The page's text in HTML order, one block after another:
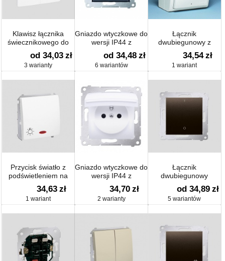
Klawisz łącznika
świecznikowego do
podświetlenia
od 34,03 zł
3 warianty
Gniazdo wtyczkowe do
wersji IP44 z
przesłonami z
uszczelką ramki
(moduł) 16 A
od 34,48 zł
6 wariantów
Łącznik
dwubiegunowy z
podświetleniem
34,54 zł
1 wariant
Przycisk światło z
podświetleniem na
24V (moduł), 10AX
34,63 zł
1 wariant
Gniazdo wtyczkowe do
wersji IP44 z
przesłonami z
uszczelką ramki
(moduł) 16 A
34,70 zł
2 warianty
Łącznik
dwubiegunowy
(moduł) 16 AX
od 34,89 zł
5 wariantów